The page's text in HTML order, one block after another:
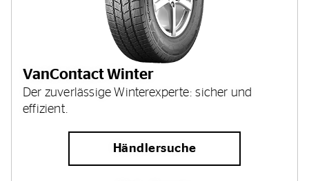
VanContact Winter
Der zuverlässige Winterexperte: sicher und
effizient.
Händlersuche